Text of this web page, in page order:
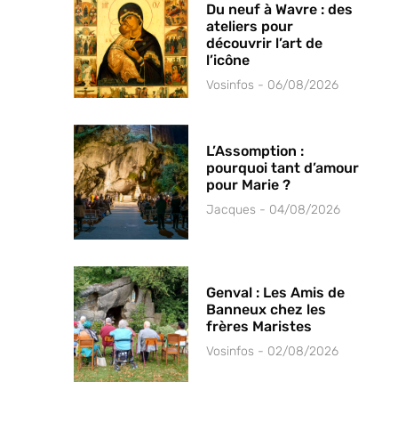
Du neuf à Wavre : des
ateliers pour
découvrir l’art de
l’icône
Vosinfos 06/08/2026
L’Assomption :
pourquoi tant d’amour
pour Marie ?
Jacques 04/08/2026
Genval : Les Amis de
Banneux chez les
frères Maristes
Vosinfos 02/08/2026